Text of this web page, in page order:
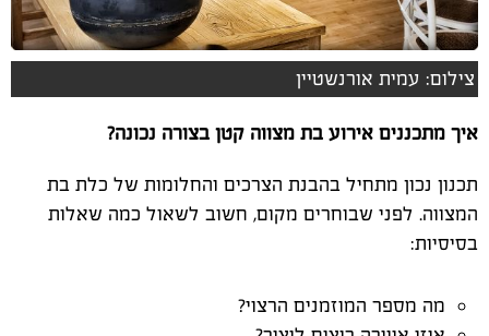
צילום: עמית אורנשטיין
איך מתכננים אירוע בת מצווה קטן בצורה נכונה?
תכנון נכון מתחיל בהבנת הצרכים והחלומות של כלת בת
המצווה. לפני שבוחרים מקום, חשוב לשאול כמה שאלות
בסיסיות:
מה מספר המוזמנים הרצוי?